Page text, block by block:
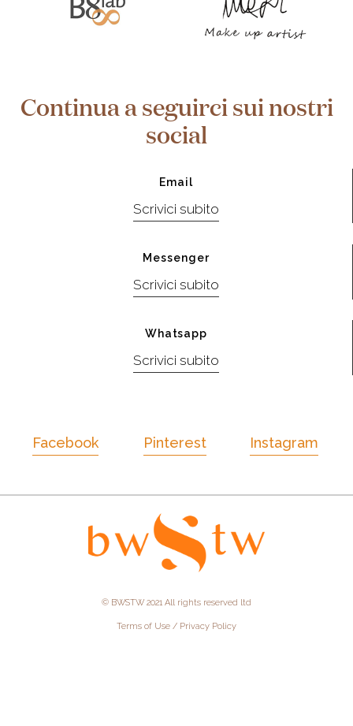
Continua a seguirci sui nostri
social
Email
Scrivici subito
Messenger
Scrivici subito
Whatsapp
Scrivici subito
Facebook Pinterest Instagram
© BWSTW 2021 All rights reserved ltd
Terms of Use / Privacy Policy